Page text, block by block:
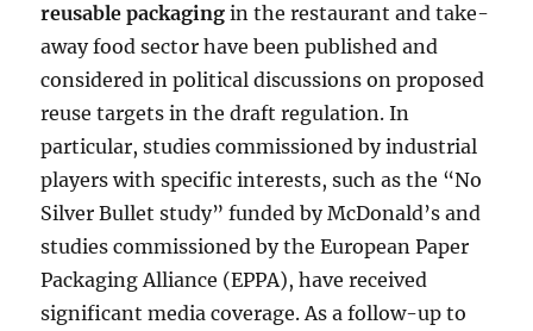
reusable packaging in the restaurant and take-
away food sector have been published and
considered in political discussions on proposed
reuse targets in the draft regulation. In
particular, studies commissioned by industrial
players with specific interests, such as the “No
Silver Bullet study” funded by McDonald’s and
studies commissioned by the European Paper
Packaging Alliance (EPPA), have received
significant media coverage. As a follow-up to